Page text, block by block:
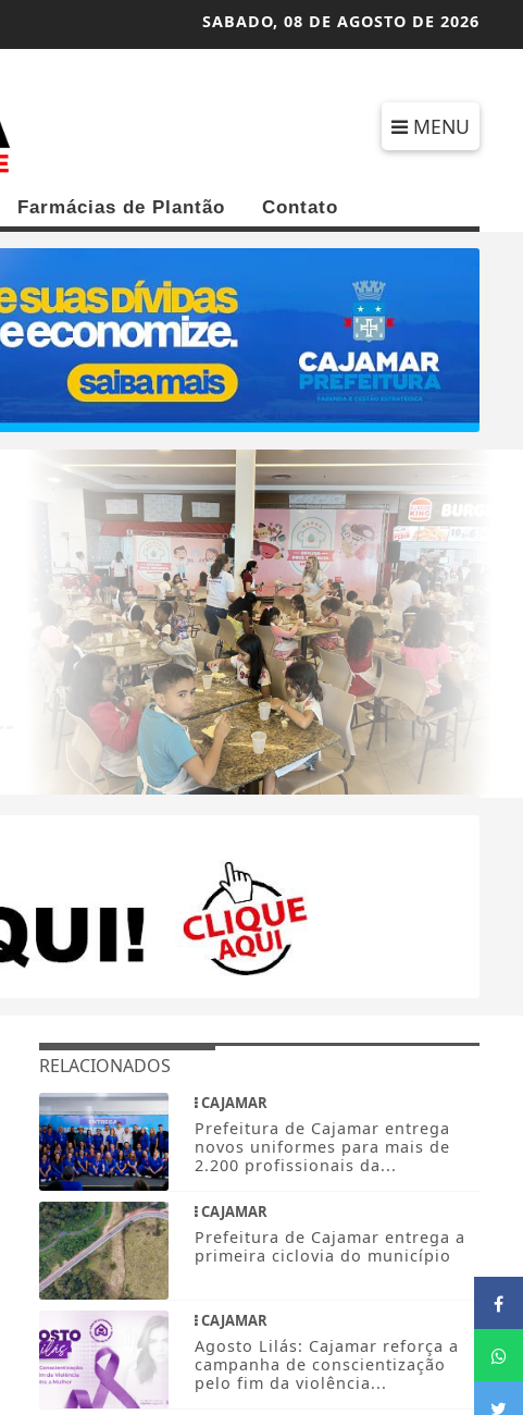
SABADO, 08 DE AGOSTO DE 2026
MENU
Farmácias de Plantão Contato
RELACIONADOS
CAJAMAR
Prefeitura de Cajamar entrega
novos uniformes para mais de
2.200 profissionais da...
CAJAMAR
Prefeitura de Cajamar entrega a
primeira ciclovia do município
CAJAMAR
Agosto Lilás: Cajamar reforça a
campanha de conscientização
pelo fim da violência...